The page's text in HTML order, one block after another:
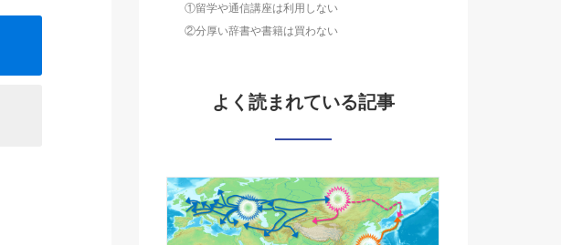
①留学や通信講座は利用しない
②分厚い辞書や書籍は買わない
よく読まれている記事